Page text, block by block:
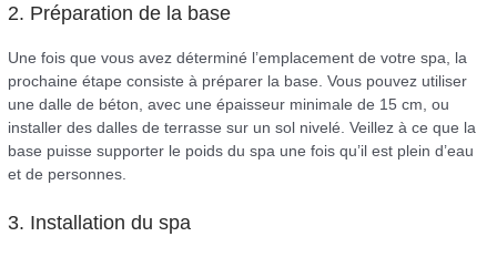
2. Préparation de la base
Une fois que vous avez déterminé l’emplacement de votre spa, la
prochaine étape consiste à préparer la base. Vous pouvez utiliser
une dalle de béton, avec une épaisseur minimale de 15 cm, ou
installer des dalles de terrasse sur un sol nivelé. Veillez à ce que la
base puisse supporter le poids du spa une fois qu’il est plein d’eau
et de personnes.
3. Installation du spa